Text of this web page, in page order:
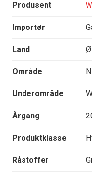
Produsent
Importør
Land
Område
Underområde
Årgang
Produktklasse
Råstoffer